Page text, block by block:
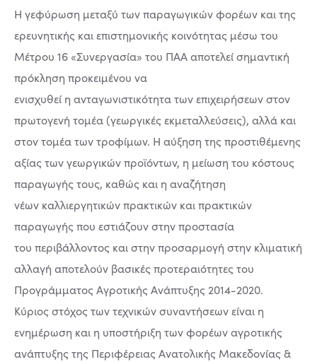
Η γεφύρωση μεταξύ των παραγωγικών φορέων και της
ερευνητικής και επιστημονικής κοινότητας μέσω του
Μέτρου 16 «Συνεργασία» του ΠΑΑ αποτελεί σημαντική
πρόκληση προκειμένου να
ενισχυθεί η ανταγωνιστικότητα των επιχειρήσεων στον
πρωτογενή τομέα (γεωργικές εκμεταλλεύσεις), αλλά και
στον τομέα των τροφίμων. Η αύξηση της προστιθέμενης
αξίας των γεωργικών προϊόντων, η μείωση του κόστους
παραγωγής τους, καθώς και η αναζήτηση
νέων καλλιεργητικών πρακτικών και πρακτικών
παραγωγής που εστιάζουν στην προστασία
του περιβάλλοντος και στην προσαρμογή στην κλιματική
αλλαγή αποτελούν βασικές προτεραιότητες του
Προγράμματος Αγροτικής Ανάπτυξης 2014-2020.
Κύριος στόχος των τεχνικών συναντήσεων είναι η
ενημέρωση και η υποστήριξη των φορέων αγροτικής
ανάπτυξης της Περιφέρειας Ανατολικής Μακεδονίας &